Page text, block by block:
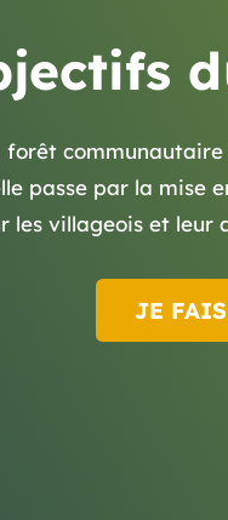
forêt
passe par la mise
les villageois et leur
JE